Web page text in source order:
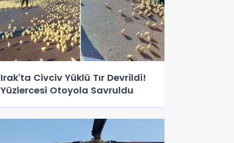
Irak'ta Civciv Yüklü Tır Devrildi!
Yüzlercesi Otoyola Savruldu